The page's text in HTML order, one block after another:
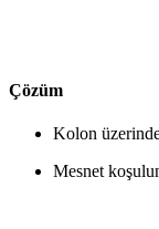
Çözüm
Kolon
Mesnet